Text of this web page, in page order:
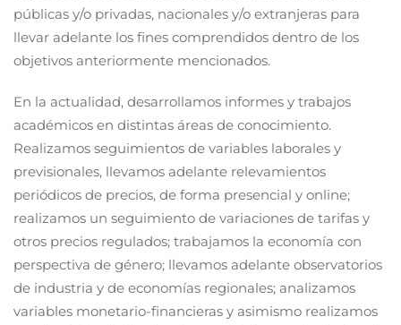
públicas y/o privadas, nacionales y/o extranjeras para
llevar adelante los fines comprendidos dentro de los
objetivos anteriormente mencionados.
En la actualidad, desarrollamos informes y trabajos
académicos en distintas áreas de conocimiento.
Realizamos seguimientos de variables laborales y
previsionales, llevamos adelante relevamientos
periódicos de precios, de forma presencial y online;
realizamos un seguimiento de variaciones de tarifas y
otros precios regulados; trabajamos la economía con
perspectiva de género; llevamos adelante observatorios
de industria y de economías regionales; analizamos
variables monetario-financieras y asimismo realizamos